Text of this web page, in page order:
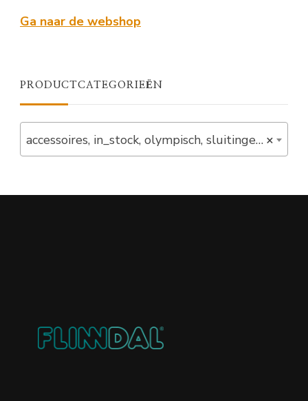
Ga naar de webshop
PRODUCTCATEGORIEËN
×
accessoires, in_stock, olympisch, sluitingen, stangen (1)